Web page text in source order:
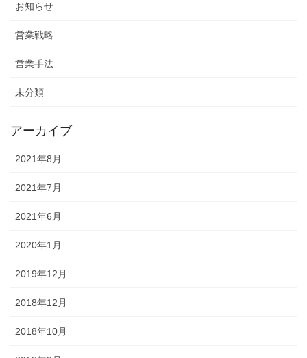
お知らせ
営業戦略
営業手法
未分類
アーカイブ
2021年8月
2021年7月
2021年6月
2020年1月
2019年12月
2018年12月
2018年10月